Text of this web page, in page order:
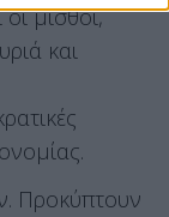
μισθοί,
και
Προκύπτουν